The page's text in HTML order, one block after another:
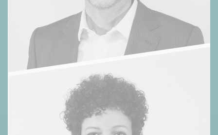
notifications des aides d’État à la Commission
européenne. À ce titre, il participe activement à forger
les nouvelles méthodes et les nouveaux outils
économiques appliqués aux aides d’État dans ce cadre
communautaire rénové.
Afin de valoriser l’expertise développée au cours de ses
nombreux échanges avec la Commission européenne
dans le domaine du contrôle communautaire des aides
d’État, Marc Isabelle décide de fonder european
economics en 2009.